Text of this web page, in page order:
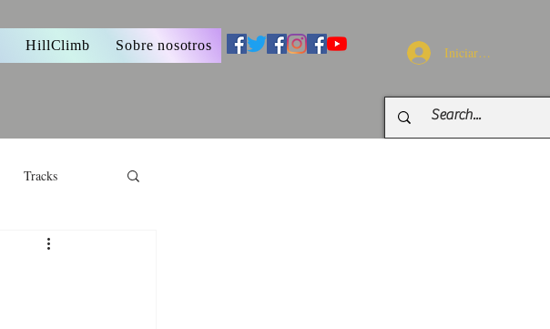
HillClimb Sobre nosotros Iniciar sesión
Tracks